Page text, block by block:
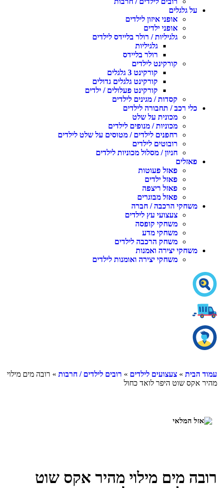
על גלגלים
אופני איזון לילדים
אופני ילדים
גלגיליות / רולר בליידס לילדים
גלגיליות
רולר בליידס
קורקינט לילדים
קורקינט 3 גלגלים
קורקינט גלגלים גדולים
קורקינט פעלולים / ילדים
קסדות / מגינים לילדים
כלי רכב / תחבורה לילדים
מכונית על שלט
מכוניות / מנופים לילדים
רחפנים לילדים / מטוסים על שלט לילדים
רובוטים לילדים
חניון / מסלול מכוניות לילדים
פאזלים
פאזל פעוטות
פאזל ילדים
פאזל ריצפה
פאזל מבוגרים
משחקי הרכבה / חברה
צעצועי עץ לילדים
משחקי קופסה
משחקי מדע
משחק הרכבה לילדים
משחקי יצירה ואמנות
משחקי יצירה ואומנות לילדים
עמוד הבית » צעצועים לילדים » רובים לילדים / חרבות » רובה מים מילוי
מהיר אקס שוט היפר לואד כחול
רובה מים מילוי מהיר אקס שוט